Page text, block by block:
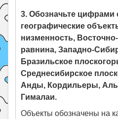
3. Обозначьте цифрами
географические
низменность,
равнина, Западно-
Бразильское
Среднесибирское
Анды, Кордильеры,
Гималаи.
Объекты обозначены на